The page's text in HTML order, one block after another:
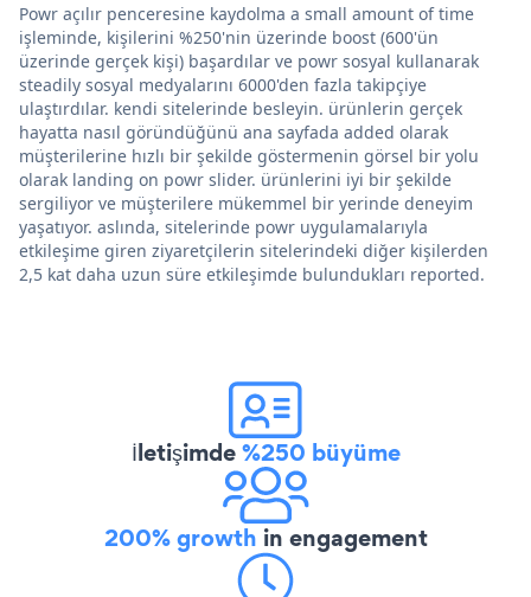
Powr açılır penceresine kaydolma a small amount of time
işleminde, kişilerini %250'nin üzerinde boost (600'ün
üzerinde gerçek kişi) başardılar ve powr sosyal kullanarak
steadily sosyal medyalarını 6000'den fazla takipçiye
ulaştırdılar. kendi sitelerinde besleyin. ürünlerin gerçek
hayatta nasıl göründüğünü ana sayfada added olarak
müşterilerine hızlı bir şekilde göstermenin görsel bir yolu
olarak landing on powr slider. ürünlerini iyi bir şekilde
sergiliyor ve müşterilere mükemmel bir yerinde deneyim
yaşatıyor. aslında, sitelerinde powr uygulamalarıyla
etkileşime giren ziyaretçilerin sitelerindeki diğer kişilerden
2,5 kat daha uzun süre etkileşimde bulundukları reported.
İletişimde%250 büyüme
200% growth in engagement